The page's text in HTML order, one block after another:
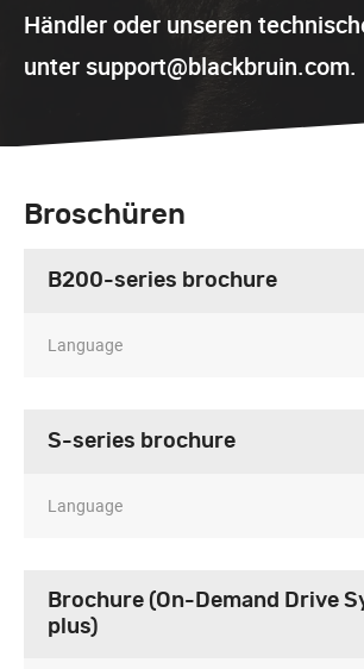
Händler oder unseren
unter support@blackbruin.com.
Broschüren
B200-series brochure
Language
S-series brochure
Language
Brochure (On-Demand Drive
plus)